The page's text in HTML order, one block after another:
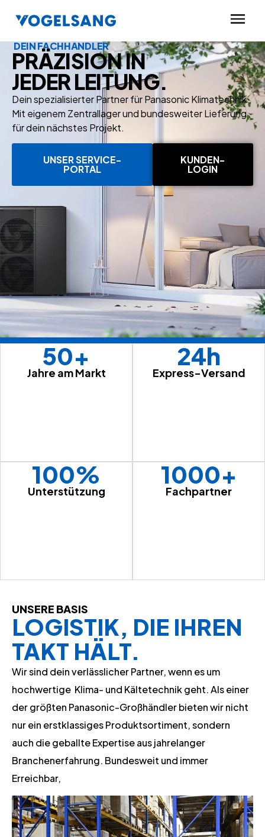
DEIN FACHHÄNDLER
PRÄZISION IN
JEDER LEITUNG.
Dein spezialisierter Partner für Panasonic Klimatechnik.
Mit eigenem Zentrallager und bundesweiter Lieferung
für dein nächstes Projekt.
UNSER SERVICE-
PORTAL
KUNDEN-
LOGIN
50+
Jahre am Markt
24h
Express-Versand
100%
Unterstützung
1000+
Fachpartner
UNSERE BASIS
LOGISTIK, DIE IHREN
TAKT HÄLT.
Wir sind dein verlässlicher Partner, wenn es um
hochwertige Klima- und Kältetechnik geht. Als einer
der größten Panasonic-Großhändler bieten wir nicht
nur ein erstklassiges Produktsortiment, sondern
auch die geballte Expertise aus jahrelanger
Branchenerfahrung. Bundesweit und immer
Erreichbar,